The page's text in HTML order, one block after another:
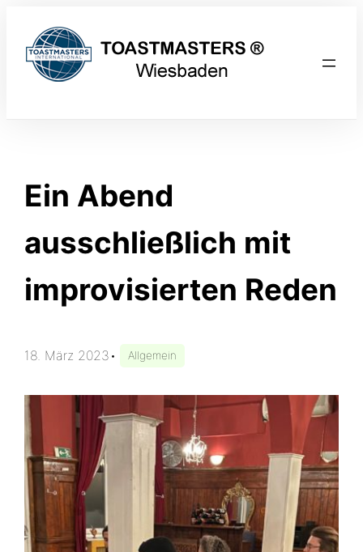
Inhalt
springen
Ein Abend
ausschließlich mit
improvisierten Reden
18. März 2023 • Allgemein